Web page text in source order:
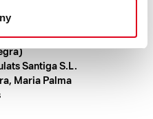
Santiga S.L.
Maria Palma